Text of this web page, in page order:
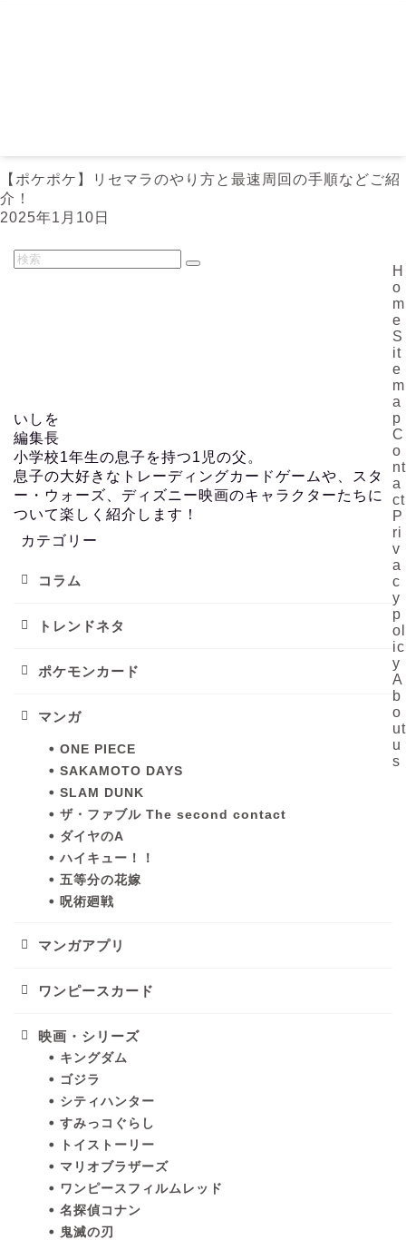
【ポケポケ】リセマラのやり方と最速周回の手順などご紹
介！
2025年1月10日
いしを
編集長
小学校1年生の息子を持つ1児の父。
息子の大好きなトレーディングカードゲームや、スタ
ー・ウォーズ、ディズニー映画のキャラクターたちに
ついて楽しく紹介します！
カテゴリー
コラム
トレンドネタ
ポケモンカード
マンガ
ONE PIECE
SAKAMOTO DAYS
SLAM DUNK
ザ・ファブル The second contact
ダイヤのA
ハイキュー！！
五等分の花嫁
呪術廻戦
マンガアプリ
ワンピースカード
映画・シリーズ
キングダム
ゴジラ
シティハンター
すみっコぐらし
トイストーリー
マリオブラザーズ
ワンピースフィルムレッド
名探偵コナン
鬼滅の刃
H
o
m
e
S
it
e
m
a
p
C
o
nt
a
ct
P
ri
v
a
c
y
p
ol
ic
y
A
b
o
ut
u
s